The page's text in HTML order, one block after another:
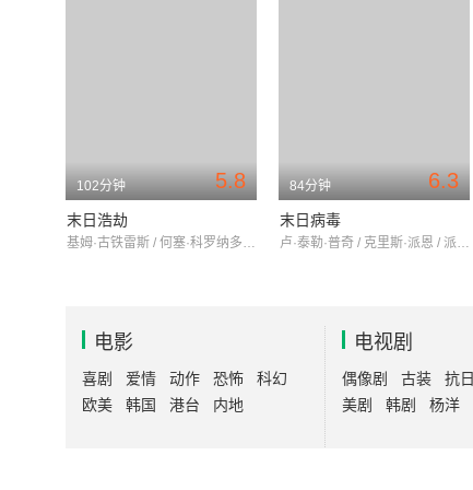
5.8
102分钟
末日浩劫
基姆·古铁雷斯 / 何塞·科罗纳多 / 玛尔塔·埃图拉
6.3
84分钟
末日病毒
卢·泰勒·普奇 / 克里斯·派恩 / 派珀·佩拉博
电影
喜剧 爱情 动作 恐怖
科幻
欧美
韩国 港台 内地
电视剧
偶像剧 古装 抗日
美剧
韩剧 杨洋